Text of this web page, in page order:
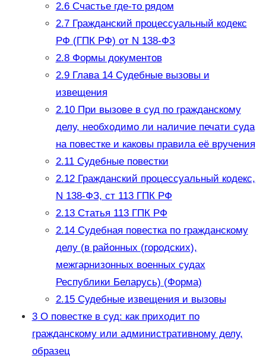
2.6Счастье где-то рядом
2.7Гражданский процессуальный кодекс
РФ (ГПК РФ) от N 138-ФЗ
2.8Формы документов
2.9Глава 14 Судебные вызовы и
извещения
2.10При вызове в суд по гражданскому
делу, необходимо ли наличие печати суда
на повестке и каковы правила её вручения
2.11Судебные повестки
2.12Гражданский процессуальный кодекс,
N 138-ФЗ, ст 113 ГПК РФ
2.13Статья 113 ГПК РФ
2.14Судебная повестка по гражданскому
делу (в районных (городских),
межгарнизонных военных судах
Республики Беларусь) (Форма)
2.15Судебные извещения и вызовы
3О повестке в суд: как приходит по
гражданскому или административному делу,
образец